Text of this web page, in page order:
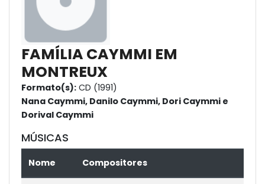
FAMÍLIA CAYMMI EM
MONTREUX
Formato(s): CD (1991)
Nana Caymmi, Danilo Caymmi, Dori Caymmi e
Dorival Caymmi
MÚSICAS
Nome Compositores